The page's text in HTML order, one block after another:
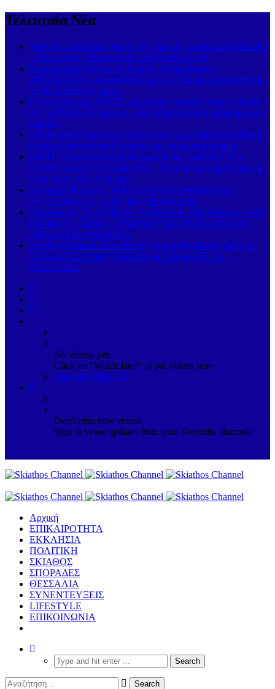
Τελευταία Νέα
Vesuvio: Η απόλυτη γεύση της ιταλικής κουζίνας στη Σκιάθο
– Στο λιμάνι, τώρα & στην Αγία Παρασκευή!
Εντυπωσιακή άφιξη στη Σκιάθο: Το Superyacht
ANASTASIA K κατέπλευσε από την Τουρκία & μαγνήτισε
τα βλέμματα στο λιμάνι
Ο πρόεδρος της ΝΙΚΗΣ, Δημήτρης Νατσιός, στην Τούμπα
για το ΠΑΟΚ-Άντερλεχτ: «Εκεί όπου χτυπά η ασπρόμαυρη
καρδιά»
ΝΙΚΗ κατά Ζαχαράκη: «Αγνοεί την ευρωπαϊκή καταδίκη &
κρατά χιλιάδες εκπαιδευτικούς σε εργασιακή ομηρία»
ΝΙΚΗ: «Εκατοντάδες εκατομμύρια στο AntiNero & η
Ελλάδα συνεχίζει να καίγεται» – Σκληρά ερωτήματα για τη
διαχείριση των κονδυλίων
Σκληρή επίθεση της ΝΙΚΗΣ για το μεταναστευτικό:
«Αποτροπή & όχι διαχείριση της εισβολής»
Παρασκευή 7 & Σάββατο 8 Αυγούστου: Ζωντανές μουσικές
βραδιές στο Carnayo Restaurant! Δύο μοναδικά live στο
Alkyon Hotel στη Σκιάθο
Σκιάθος-Μονακό: Νέα διεθνής συμμαχία για τον βιώσιμο
τουρισμό! Στο νησί η Διευθύντρια Τουρισμού του
Πριγκιπάτου
No videos yet!
Click on "Watch later" to put videos here
View all videos
Don't miss new videos
Sign in to see updates from your favourite channels
Αρχική
ΕΠΙΚΑΙΡΟΤΗΤΑ
ΕΚΚΛΗΣΙΑ
ΠΟΛΙΤΙΚΗ
ΣΚΙΑΘΟΣ
ΣΠΟΡΑΔΕΣ
ΘΕΣΣΑΛΙΑ
ΣΥΝΕΝΤΕΥΞΕΙΣ
LIFESTYLE
ΕΠΙΚΟΙΝΩΝΙΑ